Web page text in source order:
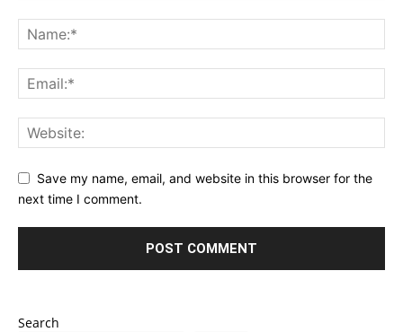
Save my name, email, and website in this browser for the
next time I comment.
Search